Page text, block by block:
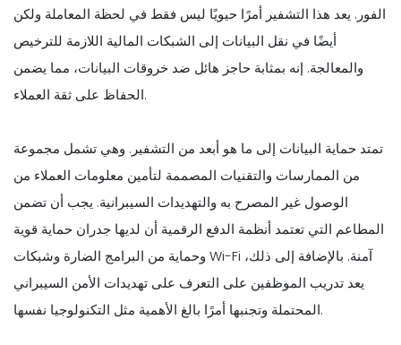
الفور. يعد هذا التشفير أمرًا حيويًا ليس فقط في لحظة المعاملة ولكن
أيضًا في نقل البيانات إلى الشبكات المالية اللازمة للترخيص
والمعالجة. إنه بمثابة حاجز هائل ضد خروقات البيانات، مما يضمن
الحفاظ على ثقة العملاء.
تمتد حماية البيانات إلى ما هو أبعد من التشفير. وهي تشمل مجموعة
من الممارسات والتقنيات المصممة لتأمين معلومات العملاء من
الوصول غير المصرح به والتهديدات السيبرانية. يجب أن تضمن
المطاعم التي تعتمد أنظمة الدفع الرقمية أن لديها جدران حماية قوية
وحماية من البرامج الضارة وشبكات Wi-Fi آمنة. بالإضافة إلى ذلك،
يعد تدريب الموظفين على التعرف على تهديدات الأمن السيبراني
المحتملة وتجنبها أمرًا بالغ الأهمية مثل التكنولوجيا نفسها.